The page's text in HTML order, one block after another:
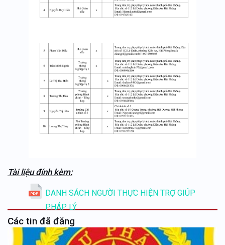
Tài liệu đính kèm:
DANH SÁCH NGƯỜI THỰC HIỆN TRỢ GIÚP
PHÁP LÝ
Các tin đã đăng